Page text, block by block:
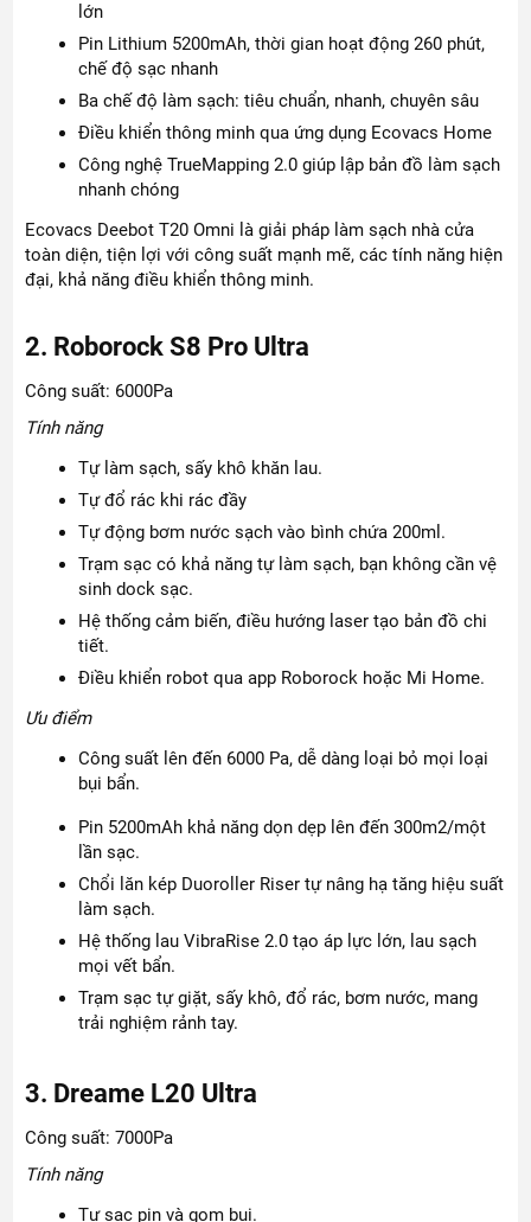
lớn
Pin Lithium 5200mAh, thời gian hoạt động 260 phút,
chế độ sạc nhanh
Ba chế độ làm sạch: tiêu chuẩn, nhanh, chuyên sâu
Điều khiển thông minh qua ứng dụng Ecovacs Home
Công nghệ TrueMapping 2.0 giúp lập bản đồ làm sạch
nhanh chóng
Ecovacs Deebot T20 Omni là giải pháp làm sạch nhà cửa
toàn diện, tiện lợi với công suất mạnh mẽ, các tính năng hiện
đại, khả năng điều khiển thông minh.
2. Roborock S8 Pro Ultra
Công suất: 6000Pa
Tính năng
Tự làm sạch, sấy khô khăn lau.
Tự đổ rác khi rác đầy
Tự động bơm nước sạch vào bình chứa 200ml.
Trạm sạc có khả năng tự làm sạch, bạn không cần vệ
sinh dock sạc.
Hệ thống cảm biến, điều hướng laser tạo bản đồ chi
tiết.
Điều khiển robot qua app Roborock hoặc Mi Home.
Ưu điểm
Công suất lên đến 6000 Pa, dễ dàng loại bỏ mọi loại
bụi bẩn.
Pin 5200mAh khả năng dọn dẹp lên đến 300m2/một
lần sạc.
Chổi lăn kép Duoroller Riser tự nâng hạ tăng hiệu suất
làm sạch.
Hệ thống lau VibraRise 2.0 tạo áp lực lớn, lau sạch
mọi vết bẩn.
Trạm sạc tự giặt, sấy khô, đổ rác, bơm nước, mang
trải nghiệm rảnh tay.
3. Dreame L20 Ultra
Công suất: 7000Pa
Tính năng
Tự sạc pin và gom bụi.